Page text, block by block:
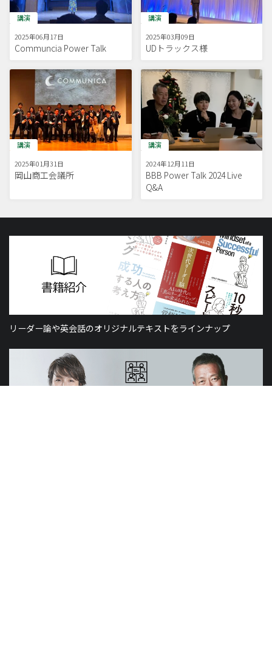
講演
2025年06月17日
Communcia Power Talk
講演
2025年03月09日
UDトラックス様
講演
2025年01月31日
岡山商工会議所
講演
2024年12月11日
BBB Power Talk 2024 Live
Q&A
リーダー論や英会話のオリジナルテキストをラインナップ